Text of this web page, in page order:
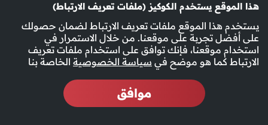
هذا الموقع يستخدم الكوكيز (ملفات تعريف الارتباط)
يستخدم هذا الموقع ملفات تعريف الارتباط لضمان حصولك
على أفضل تجربة على موقعنا. من خلال الاستمرار في
استخدام موقعنا، فإنك توافق على استخدام ملفات تعريف
الارتباط كما هو موضح في سياسة الخصوصية الخاصة بنا
موافق